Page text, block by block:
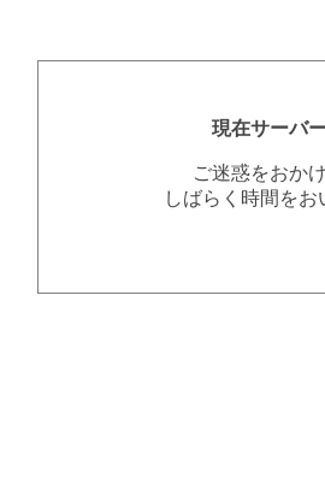
現在サーバ
ご迷惑をおか
しばらく時間を